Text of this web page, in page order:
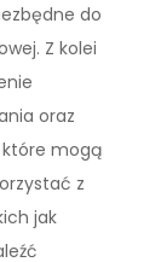
do
Z kolei
oraz
mogą
z
jak